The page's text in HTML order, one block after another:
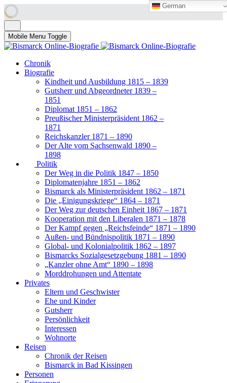
Mobile Menu Toggle
Chronik
Biografie
Kindheit und Ausbildung 1815 – 1839
Gutsherr und Abgeordneter 1839 –
1851
Diplomat 1851 – 1862
Preußischer Ministerpräsident 1862 –
1871
Reichskanzler 1871 – 1890
Der Alte vom Sachsenwald 1890 –
1898
Politik
Der Weg in die Politik 1847 – 1850
Diplomatenjahre 1851 – 1862
Bismarck als Ministerpräsident 1862 – 1871
Die „Einigungskriege“ 1864 – 1871
Der Weg zur deutschen Einheit 1867 – 1871
Kooperation mit den Liberalen 1871 – 1878
Der Kampf gegen „Reichsfeinde“ 1871 – 1890
Außen- und Bündnispolitik 1871 – 1890
Global- und Kolonialpolitik 1862 – 1897
Bismarcks Sozialgesetzgebung 1881 – 1890
„Kanzler ohne Amt“ 1890 – 1898
Morddrohungen und Attentate
Privates
Eltern und Geschwister
Ehe und Kinder
Gutsherr
Persönlichkeit
Interessen
Wohnorte
Reisen
Chronik der Reisen
Bismarck in Bad Kissingen
Personen
German
German